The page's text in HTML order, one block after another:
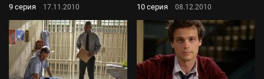
9 серия 17.11.2010 10 серия 08.12.2010